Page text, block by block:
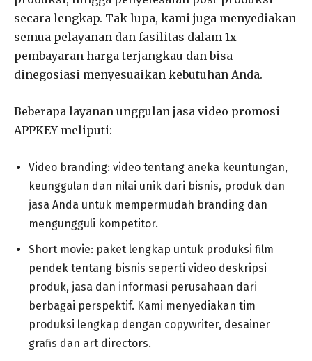
secara lengkap. Tak lupa, kami juga menyediakan
semua pelayanan dan fasilitas dalam 1x
pembayaran harga terjangkau dan bisa
dinegosiasi menyesuaikan kebutuhan Anda.
Beberapa layanan unggulan jasa video promosi
APPKEY meliputi:
Video branding: video tentang aneka keuntungan,
keunggulan dan nilai unik dari bisnis, produk dan
jasa Anda untuk mempermudah branding dan
mengungguli kompetitor.
Short movie: paket lengkap untuk produksi film
pendek tentang bisnis seperti video deskripsi
produk, jasa dan informasi perusahaan dari
berbagai perspektif. Kami menyediakan tim
produksi lengkap dengan copywriter, desainer
grafis dan art directors.